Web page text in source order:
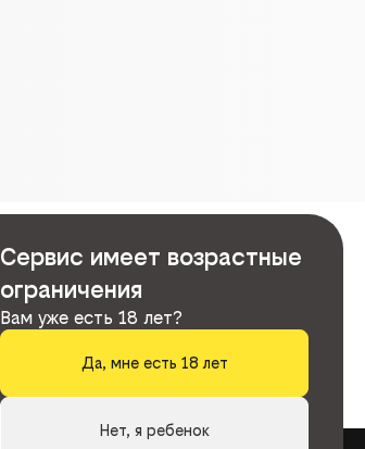
Сервис имеет возрастные
ограничения
Вам уже есть 18 лет?
Да, мне есть 18 лет
Нет, я ребенок